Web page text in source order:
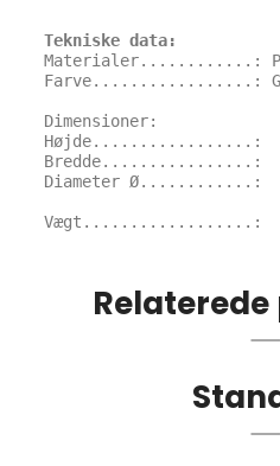
Materialer............:
Farve.................: GRÅ
Dimensioner:
Højde.................:
Bredde................:
Diameter Ø............:
Vægt..................: